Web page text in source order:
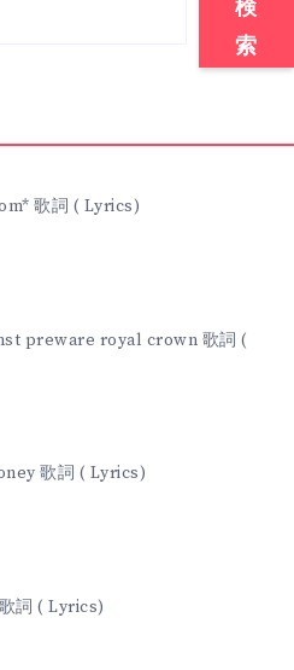
検
索
歌詞 ( Lyrics)
preware royal crown 歌詞 (
歌詞 ( Lyrics)
詞 ( Lyrics)